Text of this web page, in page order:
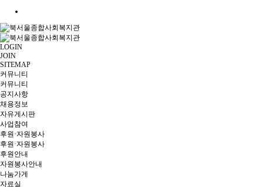
LOGIN
JOIN
SITEMAP
커뮤니티
커뮤니티
공지사항
채용정보
자유게시판
사업참여
후원·자원봉사
후원·자원봉사
후원안내
자원봉사안내
나눔가게
자료실